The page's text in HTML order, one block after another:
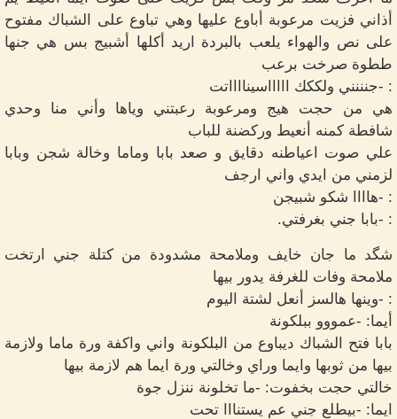
أذاني فزيت مرعوبة أباوع عليها وهي تباوع على الشباك مفتوح
على نص والهواء يلعب بالبردة اريد أكلها أشبيج بس هي جنها
ططوة صرخت برعب
: -جنننني ولككك اااااسينااااتت
هي من حجت هيج ومرعوبة رعبتني وياها وأني منا وحدي
شافطة كمنه أنعيط وركضنة للباب
علي صوت اعياطنه دقايق و صعد بابا وماما وخالة شجن وبابا
لزمني من ايدي واني ارجف
: -هاااا شكو شبيجن
: -بابا جني بغرفتي.
شگد ما جان خايف وملامحة مشدودة من كتلة جني ارتخت
ملامحة وفات للغرفة يدور بيها
: -وينها هالسز أنعل لشتة اليوم
أيما: -عمووو ببلكونة
بابا فتح الشباك ديباوع من البلكونة واني واكفة ورة ماما ولازمة
بيها من ثوبها وايما وراي وخالتي ورة ايما هم لازمة بيها
خالتي حجت بخفوت: -ما تخلونة ننزل جوة
ايما: -بيطلع جني عم يستنااا تحت